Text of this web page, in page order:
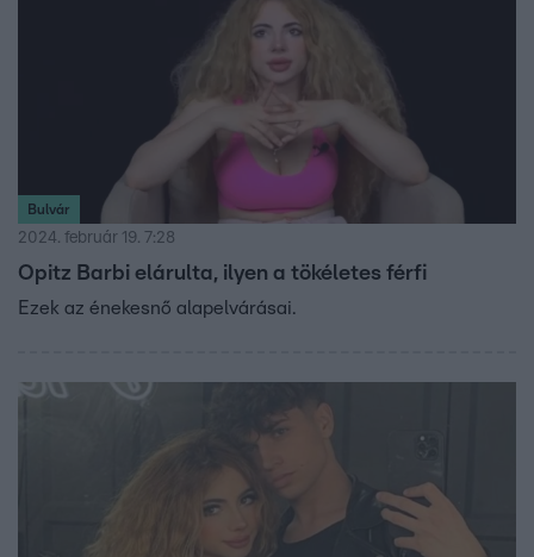
Bulvár
2024. február 19. 7:28
Opitz Barbi elárulta, ilyen a tökéletes férfi
Ezek az énekesnő alapelvárásai.